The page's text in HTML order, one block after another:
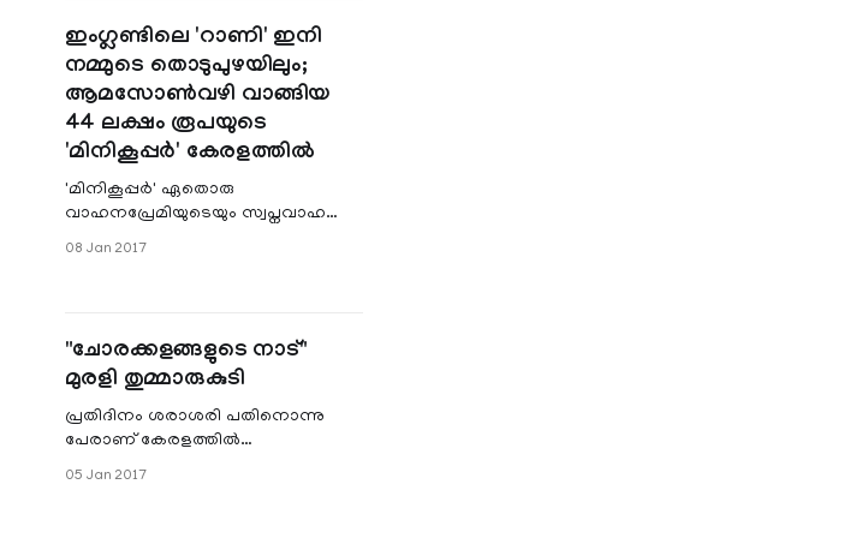
ഇംഗ്ലണ്ടിലെ 'റാണി' ഇനി
നമ്മുടെ തൊടുപുഴയിലും;
ആമസോണ്‍വഴി വാങ്ങിയ
44 ലക്ഷം രൂപയുടെ
'മിനികൂപ്പര്‍' കേരളത്തില്‍
'മിനികൂപ്പര്‍' ഏതൊരു
വാഹനപ്രേമിയുടെയും സ്വപ്നവാഹനം
കാര്‍ ഇതാ കേരളത്തില്‍
എത്തിയിരിക്കുന്നു .അതും
ഓണ്‍ലൈന്‍ ഷോപ്പിംഗ്‌ സൈറ്റ് ആയ
അമസോണ്‍ വഴി .
08 Jan 2017
"ചോരക്കളങ്ങളുടെ നാട്"
മുരളി തുമ്മാരുകുടി
പ്രതിദിനം ശരാശരി പതിനൊന്നു
പേരാണ് കേരളത്തിൽ
05 Jan 2017